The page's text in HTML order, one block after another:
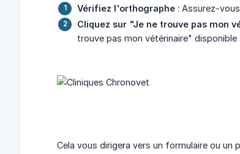
Vérifiez l'orthographe : Assurez-
Cliquez sur "Je ne trouve pas mon
trouve pas mon vétérinaire" disponible
Cela vous dirigera vers un formulaire ou